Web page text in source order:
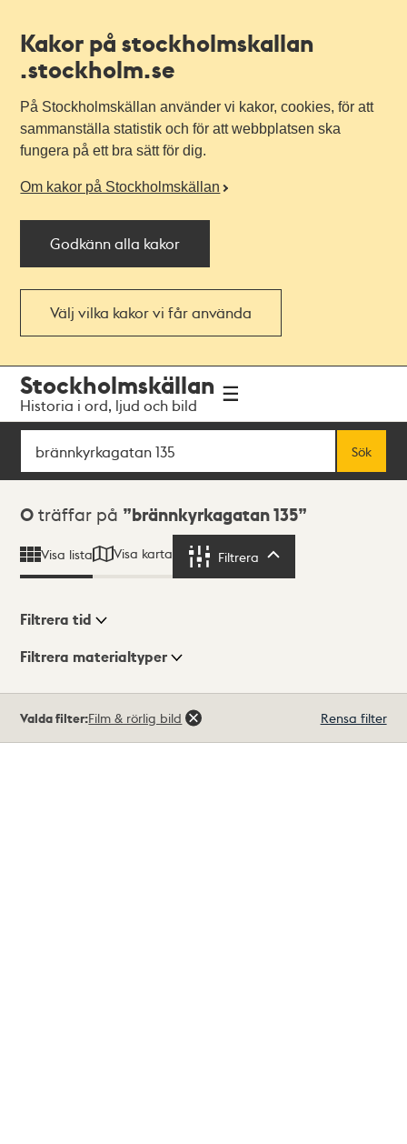
Kakor på stockholmskallan
.stockholm.se
På Stockholmskällan använder vi kakor, cookies, för att
sammanställa statistik och för att webbplatsen ska
fungera på ett bra sätt för dig.
Om kakor på Stockholmskällan
Godkänn alla kakor
Välj vilka kakor vi får använda
navigationen
huvudinnehållet
Stockholmskällan
Historia i ord, ljud och bild
Sök
Sök
Sökresultat
0 träffar på brännkyrkagatan 135
Visa lista Visa karta Filtrera
Visningsläge
Filtrera tid
Filtrera materialtyper
träffar
Valda filter:Film & rörlig bild Rensa filter